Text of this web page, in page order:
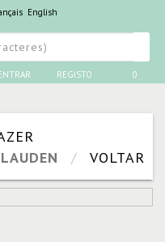
English
REGISTO 0
VOLTAR